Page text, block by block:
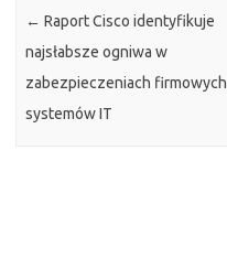
← Raport Cisco identyfikuje
najsłabsze ogniwa w
zabezpieczeniach firmowych
systemów IT